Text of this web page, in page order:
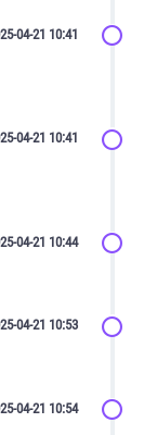
04-21 10:41
04-21 10:41
04-21 10:44
04-21 10:53
04-21 10:54